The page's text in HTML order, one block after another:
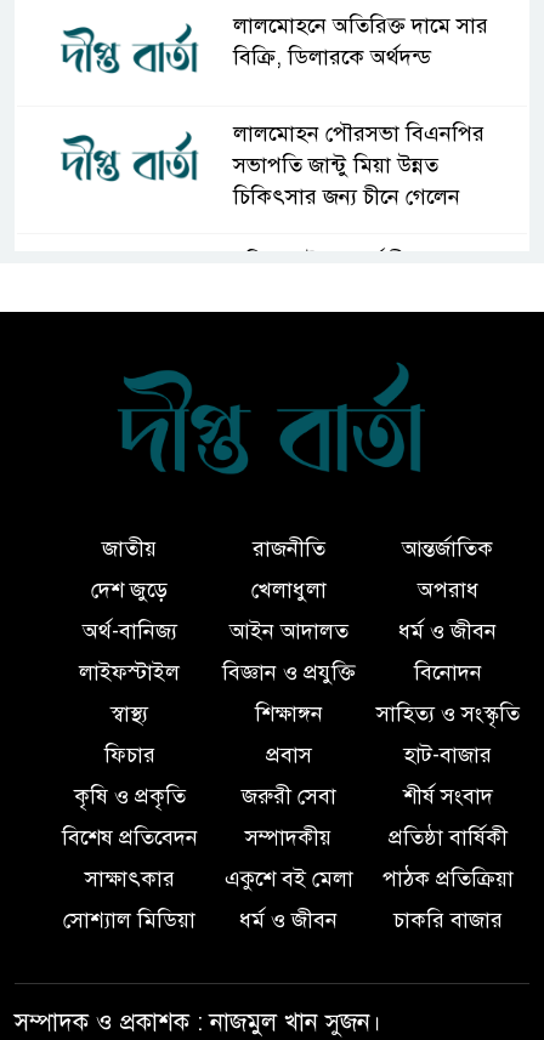
লালমোহনে অতিরিক্ত দামে সার
বিক্রি, ডিলারকে অর্থদন্ড
লালমোহন পৌরসভা বিএনপির
সভাপতি জান্টু মিয়া উন্নত
চিকিৎসার জন্য চীনে গেলেন
লালমোহনে শহীদ নূরে আলমের ৪র্থ
মৃত্যুবার্ষিকী পালন, মোমবাতি
প্রজ্জ্বলন ও নীরবতা
ফান্ডেড স্কলারশিপ অর্জন করলেন
লালমোহনের সন্তান ফাহিম
দক্ষিন আইচায় ‎বিভিন্ন পরিচয়ে
বাড়িতে ঢুকে প্রতারণার অভিযোগ,
সতর্ক থাকার আহ্বান পুলিশের
লালমোহনে পানিতে ডুবে শিশুর মৃত্যু
পরকীয়ার অভিযোগে অভিযুক্ত
ছাত্রদল নেতা শরীফ বেপারীকে
জাতীয় রাজনীতি
আন্তর্জাতিক
দেশ জুড়ে
খেলাধুলা
অপরাধ
অর্থ-বানিজ্য
আইন আদালত
ধর্ম ও জীবন
লাইফস্টাইল
বিজ্ঞান ও প্রযুক্তি
বিনোদন
স্বাস্থ্য
শিক্ষাঙ্গন
সাহিত্য ও সংস্কৃতি
ফিচার
প্রবাস
হাট-বাজার
কৃষি ও প্রকৃতি
জরুরী সেবা
শীর্ষ সংবাদ
বিশেষ প্রতিবেদন
সম্পাদকীয়
প্রতিষ্ঠা বার্ষিকী
সাক্ষাৎকার
একুশে বই মেলা
পাঠক প্রতিক্রিয়া
সোশ্যাল মিডিয়া
ধর্ম ও জীবন চাকরি বাজার
সম্পাদক ও প্রকাশক : নাজমুল খান সুজন।